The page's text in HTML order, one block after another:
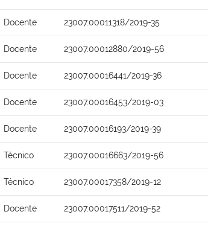
Docente 23007.00011318/2019-35
Docente 23007.00012880/2019-56
Docente 23007.00016441/2019-36
Docente 23007.00016453/2019-03
Docente 23007.00016193/2019-39
Técnico 23007.00016663/2019-56
Técnico 23007.00017358/2019-12
Docente 23007.00017511/2019-52